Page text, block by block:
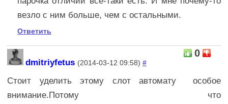
везло с ним больше, чем с остальными.
Ответить
dmitriyfetus (2014-03-12 09:58) #
0
Стоит уделить этому слот автомату особое
внимание.Потому что